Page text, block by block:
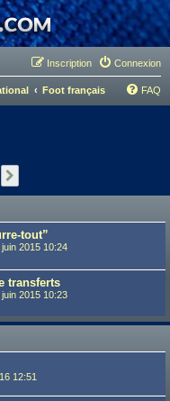
Connexion
Inscription
Foot français FAQ
tout”
juin 2015 10:24
transferts
juin 2015 10:23
12:51